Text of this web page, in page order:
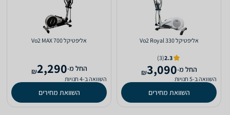
אליפטיקל Vo2 Royal 330
2.3
(3)
‫החל מ-3,090
₪
השוואה ב-5 חנויות
השוואת מחירים
אליפטיקל Vo2 MAX 700
‫החל מ-2,290
₪
השוואה ב-4 חנויות
השוואת מחירים